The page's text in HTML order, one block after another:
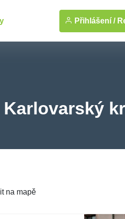
Přihlášení /
na mapě